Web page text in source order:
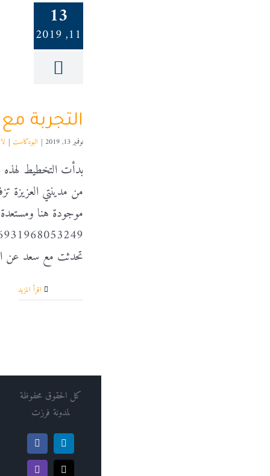
13
11, 2019
التجربة
نوفمبر 13, 2019 | البودكاست |
بدأت التخطيط
من مدينتي العزيزة
موجودة هنا
تحدثت مع سعد عن
كل الحقوق محفوظة
لمدونة فرزت
LinkedIn
Facebook
X
Twitch